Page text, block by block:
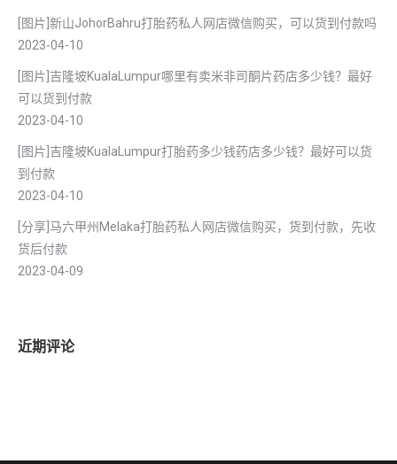
[图片]新山JohorBahru打胎药私人网店微信购买，可以货到付款吗
2023-04-10
[图片]吉隆坡KualaLumpur哪里有卖米非司酮片药店多少钱？最好
可以货到付款
2023-04-10
[图片]吉隆坡KualaLumpur打胎药多少钱药店多少钱？最好可以货
到付款
2023-04-10
[分享]马六甲州Melaka打胎药私人网店微信购买，货到付款，先收
货后付款
2023-04-09
近期评论